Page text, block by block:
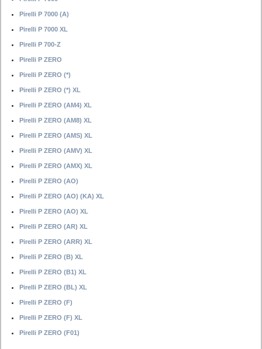
Pirelli P 7000 (A)
Pirelli P 7000 XL
Pirelli P 700-Z
Pirelli P ZERO
Pirelli P ZERO (*)
Pirelli P ZERO (*) XL
Pirelli P ZERO (AM4) XL
Pirelli P ZERO (AM8) XL
Pirelli P ZERO (AMS) XL
Pirelli P ZERO (AMV) XL
Pirelli P ZERO (AMX) XL
Pirelli P ZERO (AO)
Pirelli P ZERO (AO) (KA) XL
Pirelli P ZERO (AO) XL
Pirelli P ZERO (AR) XL
Pirelli P ZERO (ARR) XL
Pirelli P ZERO (B) XL
Pirelli P ZERO (B1) XL
Pirelli P ZERO (BL) XL
Pirelli P ZERO (F)
Pirelli P ZERO (F) XL
Pirelli P ZERO (F01)